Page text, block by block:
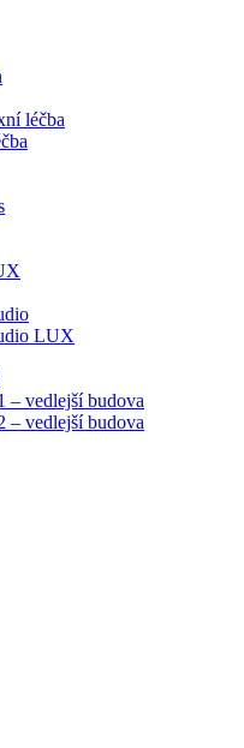
léčba
LUX
– vedlejší budova
– vedlejší budova